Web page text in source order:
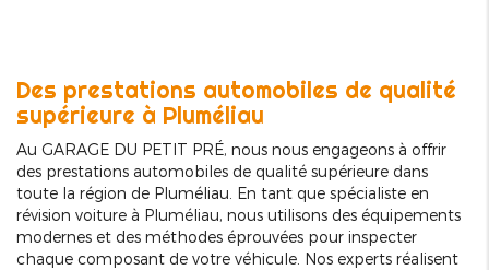
Des prestations automobiles de qualité
supérieure à Pluméliau
Au GARAGE DU PETIT PRÉ, nous nous engageons à offrir
des prestations automobiles de qualité supérieure dans
toute la région de Pluméliau. En tant que spécialiste en
révision voiture à Pluméliau, nous utilisons des équipements
modernes et des méthodes éprouvées pour inspecter
chaque composant de votre véhicule. Nos experts réalisent